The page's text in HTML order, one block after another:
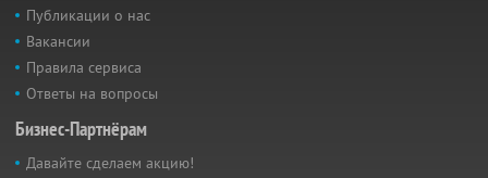
Публикации о нас
Вакансии
Правила сервиса
Ответы на вопросы
Бизнес-Партнёрам
Давайте сделаем акцию!